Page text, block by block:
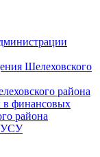
Шелеховского
района
в финансовых
района